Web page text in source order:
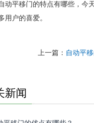
动平移门的特点有哪些，今
用户的喜爱。
上一篇： 自动平
新闻